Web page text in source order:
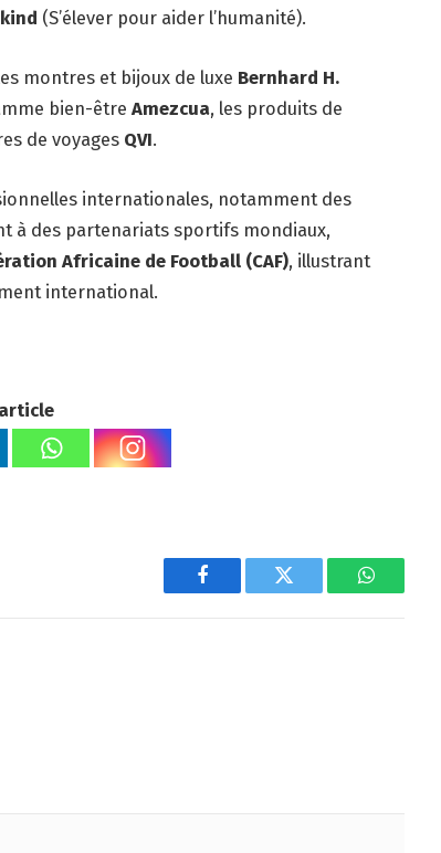
(S’élever pour aider l’humanité).
montres et bijoux de luxe Bernhard H.
bien-être Amezcua, les produits de
de voyages QVI.
internationales, notamment des
à des partenariats sportifs mondiaux,
Africaine de Football (CAF), illustrant
international.
Facebook Twitter WhatsApp